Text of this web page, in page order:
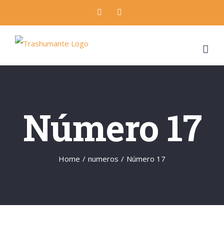
to
content
Facebook
Número 17
Home / numeros / Número 17